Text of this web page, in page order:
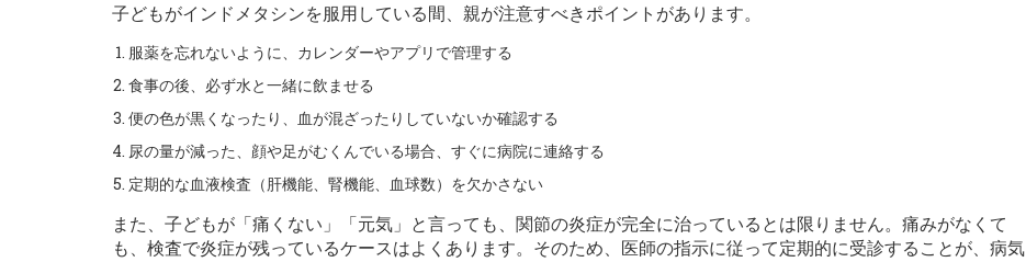
子どもがインドメタシンを服用している間、親が注意すべきポイントがあります。
服薬を忘れないように、カレンダーやアプリで管理する
食事の後、必ず水と一緒に飲ませる
便の色が黒くなったり、血が混ざったりしていないか確認する
尿の量が減った、顔や足がむくんでいる場合、すぐに病院に連絡する
定期的な血液検査（肝機能、腎機能、血球数）を欠かさない
また、子どもが「痛くない」「元気」と言っても、関節の炎症が完全に治っているとは限りません。痛みがなくて
も、検査で炎症が残っているケースはよくあります。そのため、医師の指示に従って定期的に受診することが、病気